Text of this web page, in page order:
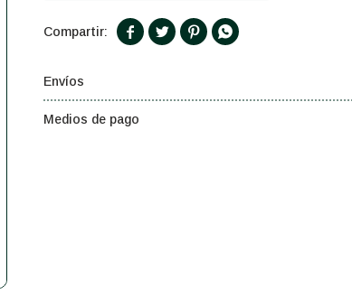
   
Envíos
Medios de pago